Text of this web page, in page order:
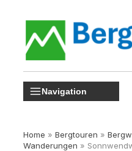
Navigation
Home » Bergtouren »
Wanderungen »